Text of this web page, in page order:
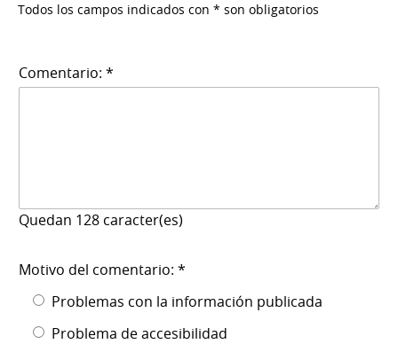
Todos los campos indicados con * son obligatorios
Comentario: *
Quedan 128 caracter(es)
Motivo del comentario: *
Problemas con la información publicada
Problema de accesibilidad